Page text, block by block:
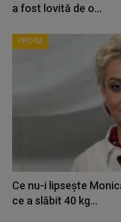
a fost lovită de o...
PROFM
Ce nu-i lipsește
ce a slăbit 40 kg...